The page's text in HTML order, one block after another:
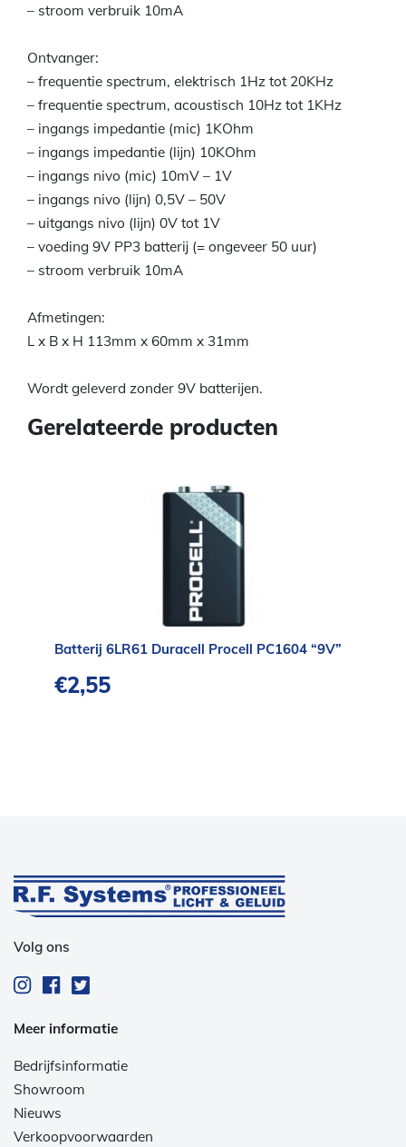
– stroom verbruik 10mA
Ontvanger:
– frequentie spectrum, elektrisch 1Hz tot 20KHz
– frequentie spectrum, acoustisch 10Hz tot 1KHz
– ingangs impedantie (mic) 1KOhm
– ingangs impedantie (lijn) 10KOhm
– ingangs nivo (mic) 10mV – 1V
– ingangs nivo (lijn) 0,5V – 50V
– uitgangs nivo (lijn) 0V tot 1V
– voeding 9V PP3 batterij (= ongeveer 50 uur)
– stroom verbruik 10mA
Afmetingen:
L x B x H 113mm x 60mm x 31mm
Wordt geleverd zonder 9V batterijen.
Gerelateerde producten
Batterij 6LR61 Duracell Procell PC1604 “9V”
€2,55
Volg ons
Meer informatie
Bedrijfsinformatie
Showroom
Nieuws
Verkoopvoorwaarden